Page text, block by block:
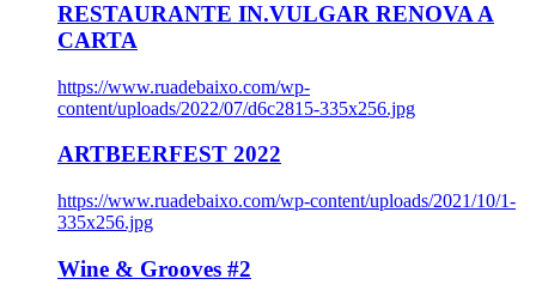
RESTAURANTE IN.VULGAR RENOVA A
CARTA
https://www.ruadebaixo.com/wp-
content/uploads/2022/07/d6c2815-335x256.jpg
ARTBEERFEST 2022
https://www.ruadebaixo.com/wp-content/uploads/2021/10/1-
335x256.jpg
Wine & Grooves #2